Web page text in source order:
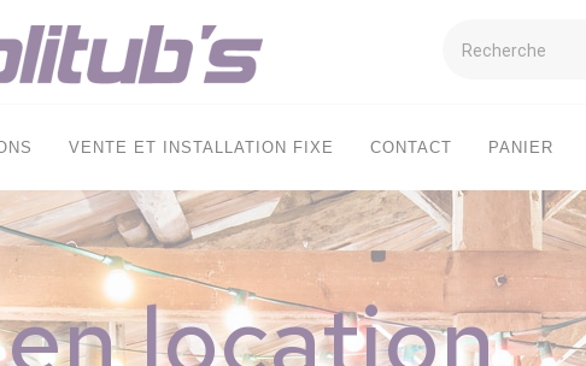
VENTE ET INSTALLATION FIXE CONTACT PANIER
location